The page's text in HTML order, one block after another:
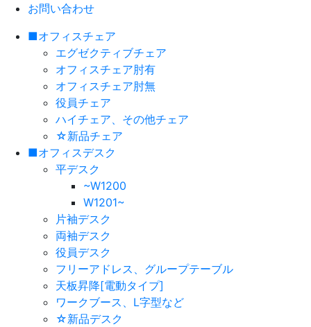
お問い合わせ
■オフィスチェア
エグゼクティブチェア
オフィスチェア肘有
オフィスチェア肘無
役員チェア
ハイチェア、その他チェア
☆新品チェア
■オフィスデスク
平デスク
~W1200
W1201~
片袖デスク
両袖デスク
役員デスク
フリーアドレス、グループテーブル
天板昇降[電動タイプ]
ワークブース、L字型など
☆新品デスク